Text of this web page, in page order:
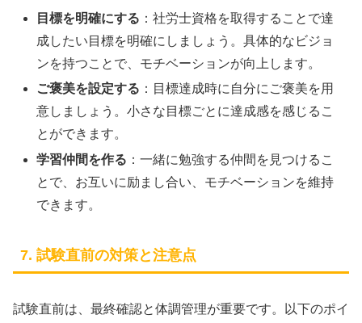
目標を明確にする ：社労士資格を取得することで達
成したい目標を明確にしましょう。具体的なビジョ
ンを持つことで、モチベーションが向上します。
ご褒美を設定する ：目標達成時に自分にご褒美を用
意しましょう。小さな目標ごとに達成感を感じるこ
とができます。
学習仲間を作る ：一緒に勉強する仲間を見つけるこ
とで、お互いに励まし合い、モチベーションを維持
できます。
7. 試験直前の対策と注意点
試験直前は、最終確認と体調管理が重要です。以下のポイ